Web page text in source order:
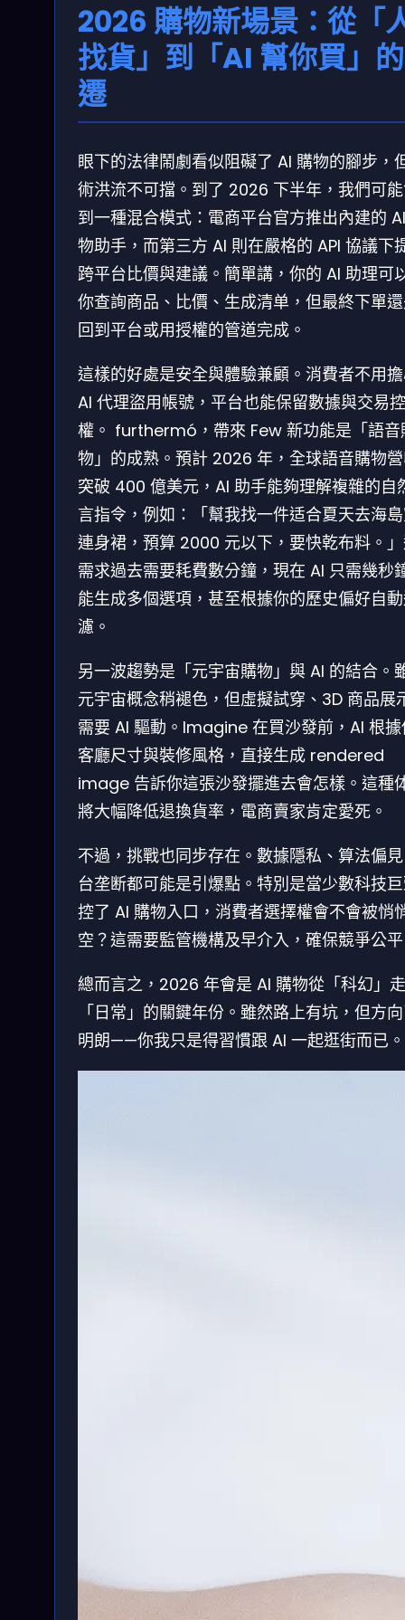
2026 購物新場景：從「
找貨」到「AI 幫你買」
遷
眼下的法律鬧劇看似阻礙了 AI 購物的腳步，
術洪流不可擋。到了 2026 下半年，我們可
到一種混合模式：電商平台官方推出內建的
物助手，而第三方 AI 則在嚴格的 API 協議下
跨平台比價與建議。簡單講，你的 AI 助理可
你查詢商品、比價、生成清单，但最終下單
回到平台或用授權的管道完成。
這樣的好處是安全與體驗兼顧。消費者不用
AI 代理盜用帳號，平台也能保留數據與交易
權。 furthermó，帶來 Few 新功能是「語音
物」的成熟。預計 2026 年，全球語音購物
突破 400 億美元，AI 助手能夠理解複雜的自
言指令，例如：「幫我找一件适合夏天去海
連身裙，預算 2000 元以下，要快乾布料。
需求過去需要耗費數分鐘，現在 AI 只需幾秒
能生成多個選項，甚至根據你的歷史偏好自
濾。
另一波趨勢是「元宇宙購物」與 AI 的結合。
元宇宙概念稍褪色，但虛擬試穿、3D 商品展
需要 AI 驅動。Imagine 在買沙發前，AI 根
客廳尺寸與裝修風格，直接生成 rendered
image 告訴你這張沙發擺進去會怎樣。這種
將大幅降低退換貨率，電商賣家肯定愛死。
不過，挑戰也同步存在。數據隱私、算法偏
台垄断都可能是引爆點。特別是當少數科技
控了 AI 購物入口，消費者選擇權會不會被悄
空？這需要監管機構及早介入，確保競爭公
總而言之，2026 年會是 AI 購物從「科幻」
「日常」的關鍵年份。雖然路上有坑，但方
明朗——你我只是得習慣跟 AI 一起逛街而已。